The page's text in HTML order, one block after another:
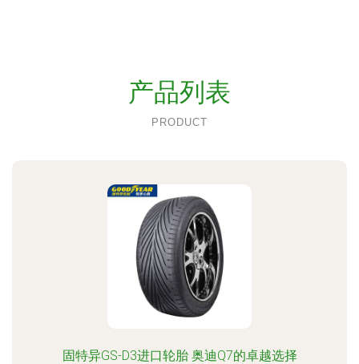
产品列表
PRODUCT
固特异GS-D3进口轮胎 奥迪Q7的卓越选择